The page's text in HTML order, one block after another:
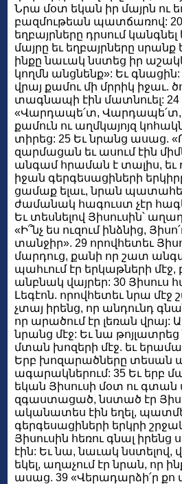
Նրա մօտ եկան իր մայրն ու
բազմութեան պատճառով: 20
եղբայրները դրսում
մայրը եւ եղբայրները սրանք
ինքը նաւակ նստեց իր
կողմն անցնենք»: Եւ
վրայ քամու մի մրրիկ իջաւ.
տագնապի էին մատնուել:
«Վարդապե՛տ, Վարդապե՛տ,
քամուն ու աղմկայոյզ
տիրեց: 25 Եւ նրանց ասաց.
զարմացան եւ ասում էին
անգամ հրաման է տալիս, եւ
իջան գերգեսացիների
ցամաք ելաւ, նրան
ժամանակ հագուստ չէր հագել
Եւ տեսնելով Յիսուսին՝
«Ի՞նչ ես ուզում ինձնից,
տանջիր». 29 որովհետեւ
մարդուց, քանի որ շատ
պահւում էր երկաթների մէջ,
անբնակ վայրեր: 30 Յիսուս
Լեգէոն. որովհետեւ նրա մէջ
չտայ իրենց, որ անդունդ
որ արածում էր լեռան վրայ:
նրանց մէջ: Եւ նա թոյլատրեց
մտան խոզերի մէջ. եւ
Երբ խոզարածները տեսան
ագարակներում: 35 Եւ երբ
եկան Յիսուսի մօտ ու գտան
զգաստացած, նստած էր
ականատես էին եղել,
գերգեսացիների երկրի
Յիսուսին հեռու գնալ
էին: Եւ նա, նաւակ նստելով,
եկել, աղաչում էր նրան, որ
ասաց. 39 «Վերադարձի՛ր քո